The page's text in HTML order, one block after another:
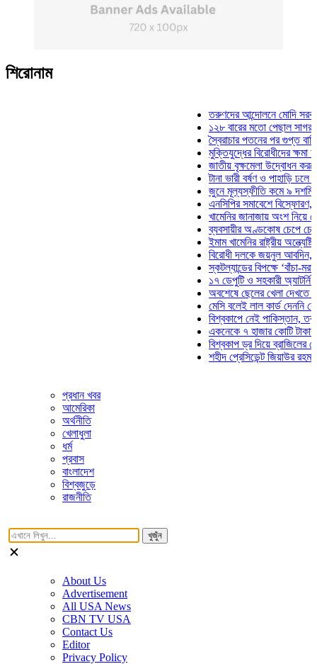
শিরোনাম
তরুণদের আন্দোলনে মোদি সরকার
১২৮ বারের মতো পেছাল সাগর-
স্বৈরাচার পতনের পর গুপ্ত বাহিনীর
মুক্তিযুদ্ধের বিরোধীদের ক্ষমা
জাতীয় বৃক্ষমেলা উদ্বোধন করলেন
টানা ভারী বর্ষণ ও পাহাড়ি ঢলে
জুনে মূল্যস্ফীতি কমে ৯ দশমিক
এনসিপির সমাবেশে বিস্ফোরণ,
খামেনির জানাজায় অংশ নিয়ে
ব্যবসায়ীর অণ্ডকোষ চেপে চেক-
ইমাম খামেনির রাষ্ট্রীয়
বিরোধী দলকে জয়নুল আবদিন,
স্কটল্যান্ডের বিপক্ষে ‘বাঁচা-মরার
১৭ ডেপুটি ও সহকারী অ্যাটর্নি
অবশেষে ছেলের খেলা দেখতে
মেসি বলেই লাল কার্ড দেননি
বিশ্বকাপে নেই পাকিস্তান, তবু
একনেকে ৭ হাজার কোটি টাকার ৫
বিশ্বকাপ ড্র দিয়ে ব্রাজিলের
শহীদ প্রেসিডেন্ট জিয়াউর রহমান
প্রধান খবর
আমেরিকা
অর্থনীতি
খেলাধুলা
ধর্ম
প্রবাস
বাংলাদেশ
বিশ্বজুড়ে
রাজনীতি
খুজুঁন
About Us
Advertisement
All USA News
CBN TV USA
Contact Us
Editor
Privacy Policy